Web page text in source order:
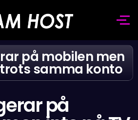
på mobilen men
trots samma konto
på